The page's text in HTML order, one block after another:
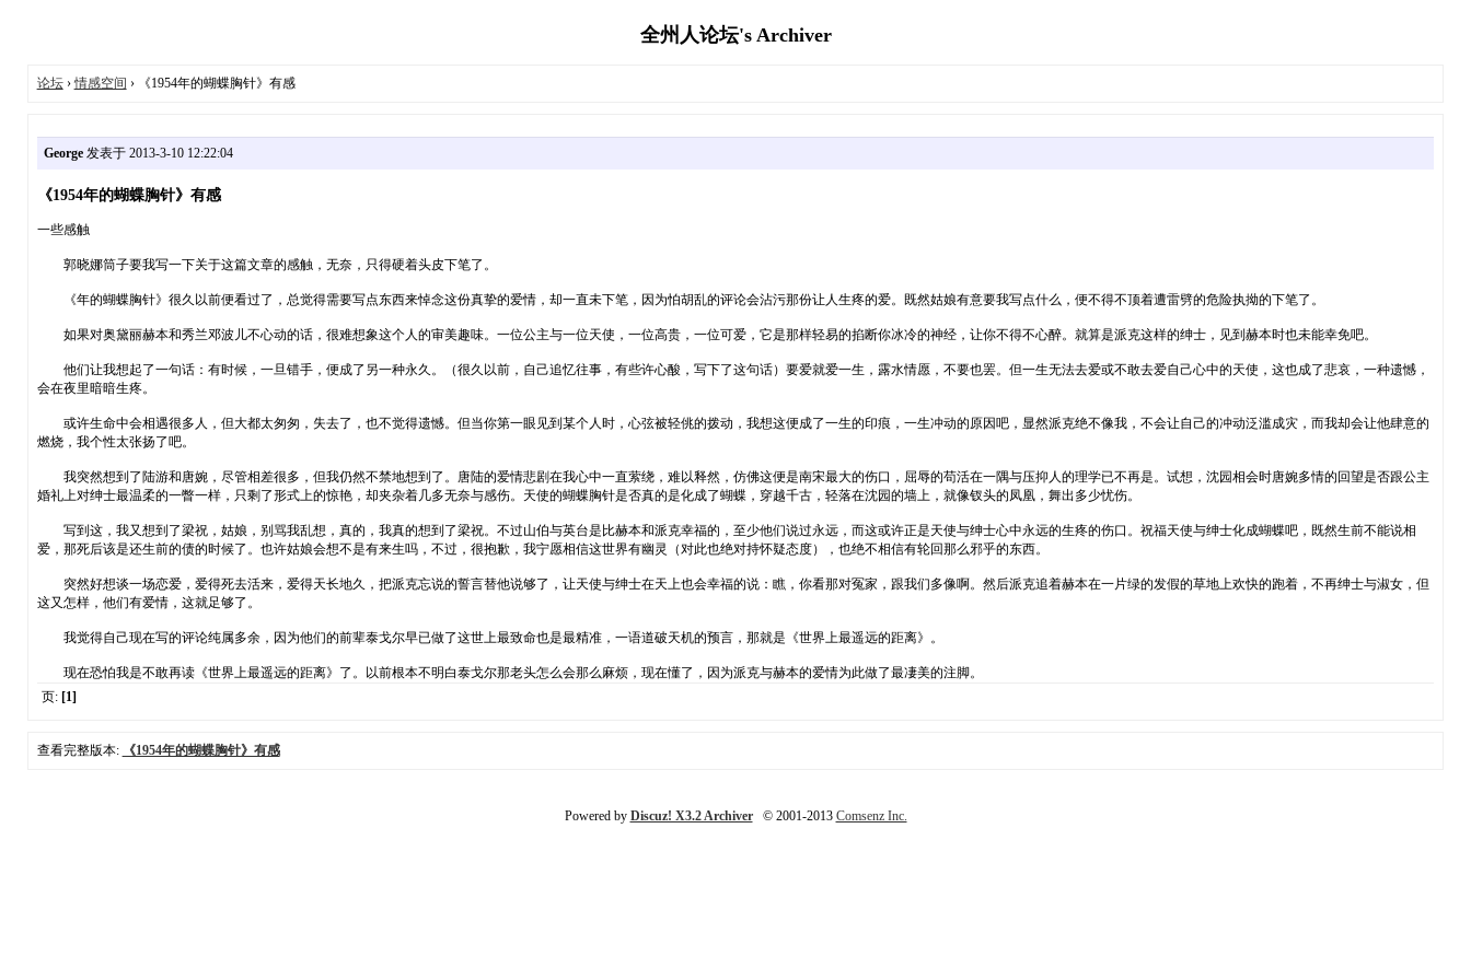
全州人论坛's Archiver
论坛›情感空间 › 《1954年的蝴蝶胸针》有感
George发表于 2013-3-10 12:22:04
《1954年的蝴蝶胸针》有感
一些感触
郭晓娜筒子要我写一下关于这篇文章的感触，无奈，只得硬着头皮下笔了。
《年的蝴蝶胸针》很久以前便看过了，总觉得需要写点东西来悼念这份真挚的爱情，却一直未下笔，因为怕胡乱的评论会沾污那份让人生疼的爱。既然姑娘有意要我写点什么，便不得不顶着遭雷劈的危险执拗的下笔了。
如果对奥黛丽赫本和秀兰邓波儿不心动的话，很难想象这个人的审美趣味。一位公主与一位天使，一位高贵，一位可爱，它是那样轻易的掐断你冰冷的神经，让你不得不心醉。就算是派克这样的绅士，见到赫本时也未能幸免吧。
他们让我想起了一句话：有时候，一旦错手，便成了另一种永久。（很久以前，自己追忆往事，有些许心酸，写下了这句话）要爱就爱一生，露水情愿，不要也罢。但一生无法去爱或不敢去爱自己心中的天使，这也成了悲哀，一种遗憾，
会在夜里暗暗生疼。
或许生命中会相遇很多人，但大都太匆匆，失去了，也不觉得遗憾。但当你第一眼见到某个人时，心弦被轻佻的拨动，我想这便成了一生的印痕，一生冲动的原因吧，显然派克绝不像我，不会让自己的冲动泛滥成灾，而我却会让他肆意的
燃烧，我个性太张扬了吧。
我突然想到了陆游和唐婉，尽管相差很多，但我仍然不禁地想到了。唐陆的爱情悲剧在我心中一直萦绕，难以释然，仿佛这便是南宋最大的伤口，屈辱的苟活在一隅与压抑人的理学已不再是。试想，沈园相会时唐婉多情的回望是否跟公主
婚礼上对绅士最温柔的一瞥一样，只剩了形式上的惊艳，却夹杂着几多无奈与感伤。天使的蝴蝶胸针是否真的是化成了蝴蝶，穿越千古，轻落在沈园的墙上，就像钗头的凤凰，舞出多少忧伤。
写到这，我又想到了梁祝，姑娘，别骂我乱想，真的，我真的想到了梁祝。不过山伯与英台是比赫本和派克幸福的，至少他们说过永远，而这或许正是天使与绅士心中永远的生疼的伤口。祝福天使与绅士化成蝴蝶吧，既然生前不能说相
爱，那死后该是还生前的债的时候了。也许姑娘会想不是有来生吗，不过，很抱歉，我宁愿相信这世界有幽灵（对此也绝对持怀疑态度），也绝不相信有轮回那么邪乎的东西。
突然好想谈一场恋爱，爱得死去活来，爱得天长地久，把派克忘说的誓言替他说够了，让天使与绅士在天上也会幸福的说：瞧，你看那对冤家，跟我们多像啊。然后派克追着赫本在一片绿的发假的草地上欢快的跑着，不再绅士与淑女，但
这又怎样，他们有爱情，这就足够了。
我觉得自己现在写的评论纯属多余，因为他们的前辈泰戈尔早已做了这世上最致命也是最精准，一语道破天机的预言，那就是《世界上最遥远的距离》。
现在恐怕我是不敢再读《世界上最遥远的距离》了。以前根本不明白泰戈尔那老头怎么会那么麻烦，现在懂了，因为派克与赫本的爱情为此做了最凄美的注脚。
页: [1]
查看完整版本: 《1954年的蝴蝶胸针》有感
Powered by Discuz! X3.2 Archiver© 2001-2013 Comsenz Inc.